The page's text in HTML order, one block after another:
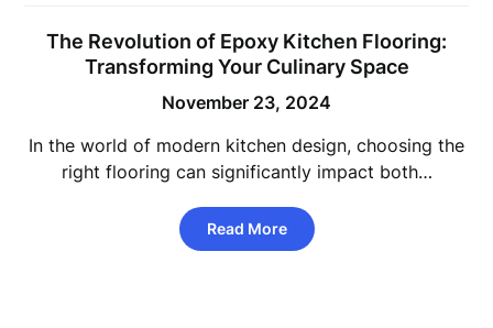
The Revolution of Epoxy Kitchen Flooring:
Transforming Your Culinary Space
November 23, 2024
In the world of modern kitchen design, choosing the
right flooring can significantly impact both…
Read More